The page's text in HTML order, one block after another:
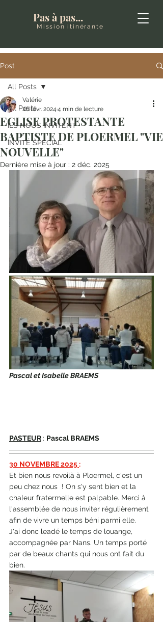
Mission itinérante
Pas à pas...
Post
All Posts
ILS NOUS INVITENT
INVITÉ SPÉCIAL
All Posts
EGLISE PROTESTANTE
BAPTISTE DE PLOERMEL "VIE
NOUVELLE"
Valérie
26 févr. 2024 4 min de lecture
Dernière mise à jour : 2 déc. 2025
Pascal et Isabelle BRAEMS
PASTEUR : Pascal BRAEMS
30 NOVEMBRE 2025 :
Et bien nous revoilà à Ploermel, c'est un
peu chez nous  ! On s'y sent bien et la
chaleur fratermelle est palpable. Merci à
l'assemblée de nous inviter régulièrement
afin de vivre un temps béni parmi elle.
J'ai donc leadé le temps de louange,
accompagnée par Nans. Un temps porté
par de beaux chants qui nous ont fait du
bien.